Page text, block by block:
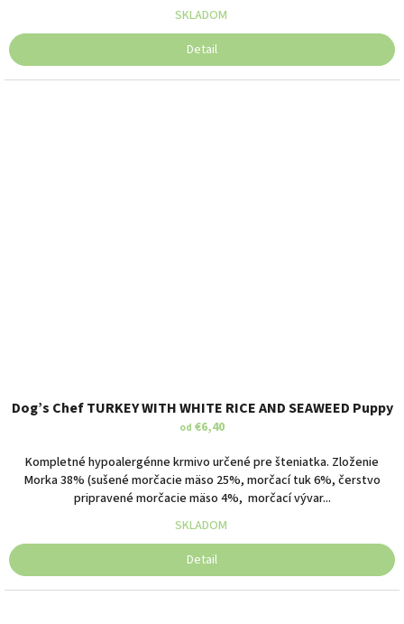
SKLADOM
Detail
Dog’s Chef TURKEY WITH WHITE RICE AND SEAWEED Puppy
od €6,40
Kompletné hypoalergénne krmivo určené pre šteniatka. Zloženie
Morka 38% (sušené morčacie mäso 25%, morčací tuk 6%, čerstvo
pripravené morčacie mäso 4%, morčací vývar...
SKLADOM
Detail